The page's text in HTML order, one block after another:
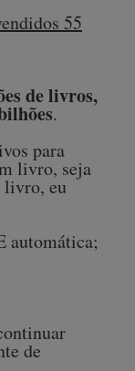
55
de livros,
.
para
livro, seja
eu
automática;
de